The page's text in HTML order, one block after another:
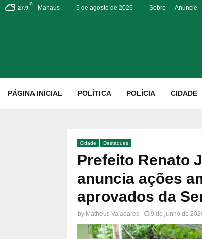
27.9
C
Manaus 5 de agosto de 2026 Sobre Anuncie
PÁGINA INICIAL POLÍTICA POLÍCIA CIDADE
Cidade Destaques
Prefeito Renato
anuncia ações
aprovados da
by Matheus Valadares 9 de junho de